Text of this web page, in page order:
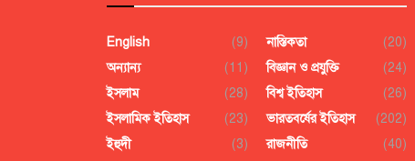
English
(9)
অন্যান্য
(11)
ইসলাম
(28)
ইসলামিক ইতিহাস
(23)
ইহুদী
(3)
নাস্তিকতা
(20)
বিজ্ঞান ও প্রযুক্তি
(24)
বিশ্ব ইতিহাস
(26)
ভারতবর্ষের ইতিহাস
(202)
রাজনীতি
(40)